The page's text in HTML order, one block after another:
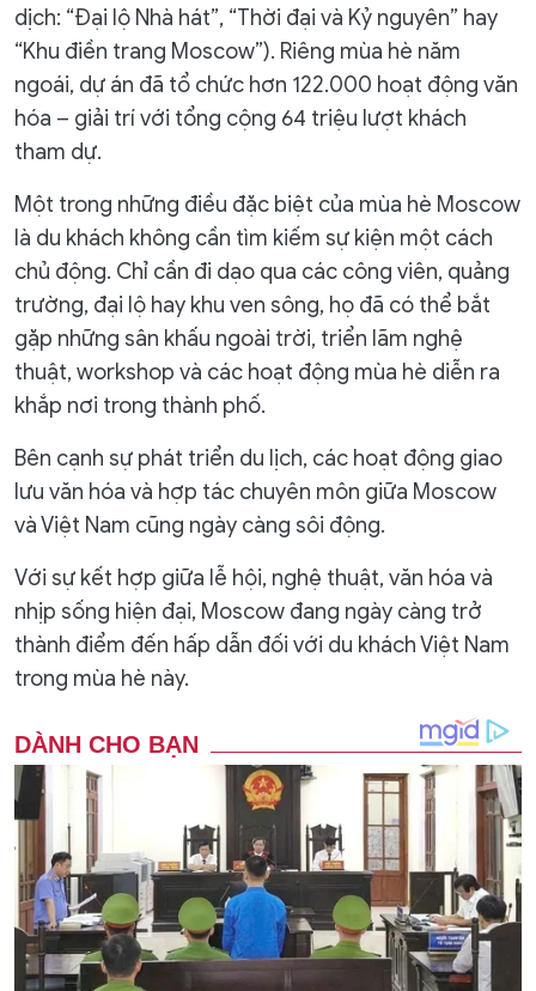
dịch: “Đại lộ Nhà hát”, “Thời đại và Kỷ nguyên” hay
“Khu điền trang Moscow”). Riêng mùa hè năm
ngoái, dự án đã tổ chức hơn 122.000 hoạt động văn
hóa – giải trí với tổng cộng 64 triệu lượt khách
tham dự.
Một trong những điều đặc biệt của mùa hè Moscow
là du khách không cần tìm kiếm sự kiện một cách
chủ động. Chỉ cần đi dạo qua các công viên, quảng
trường, đại lộ hay khu ven sông, họ đã có thể bắt
gặp những sân khấu ngoài trời, triển lãm nghệ
thuật, workshop và các hoạt động mùa hè diễn ra
khắp nơi trong thành phố.
Bên cạnh sự phát triển du lịch, các hoạt động giao
lưu văn hóa và hợp tác chuyên môn giữa Moscow
và Việt Nam cũng ngày càng sôi động.
Với sự kết hợp giữa lễ hội, nghệ thuật, văn hóa và
nhịp sống hiện đại, Moscow đang ngày càng trở
thành điểm đến hấp dẫn đối với du khách Việt Nam
trong mùa hè này.